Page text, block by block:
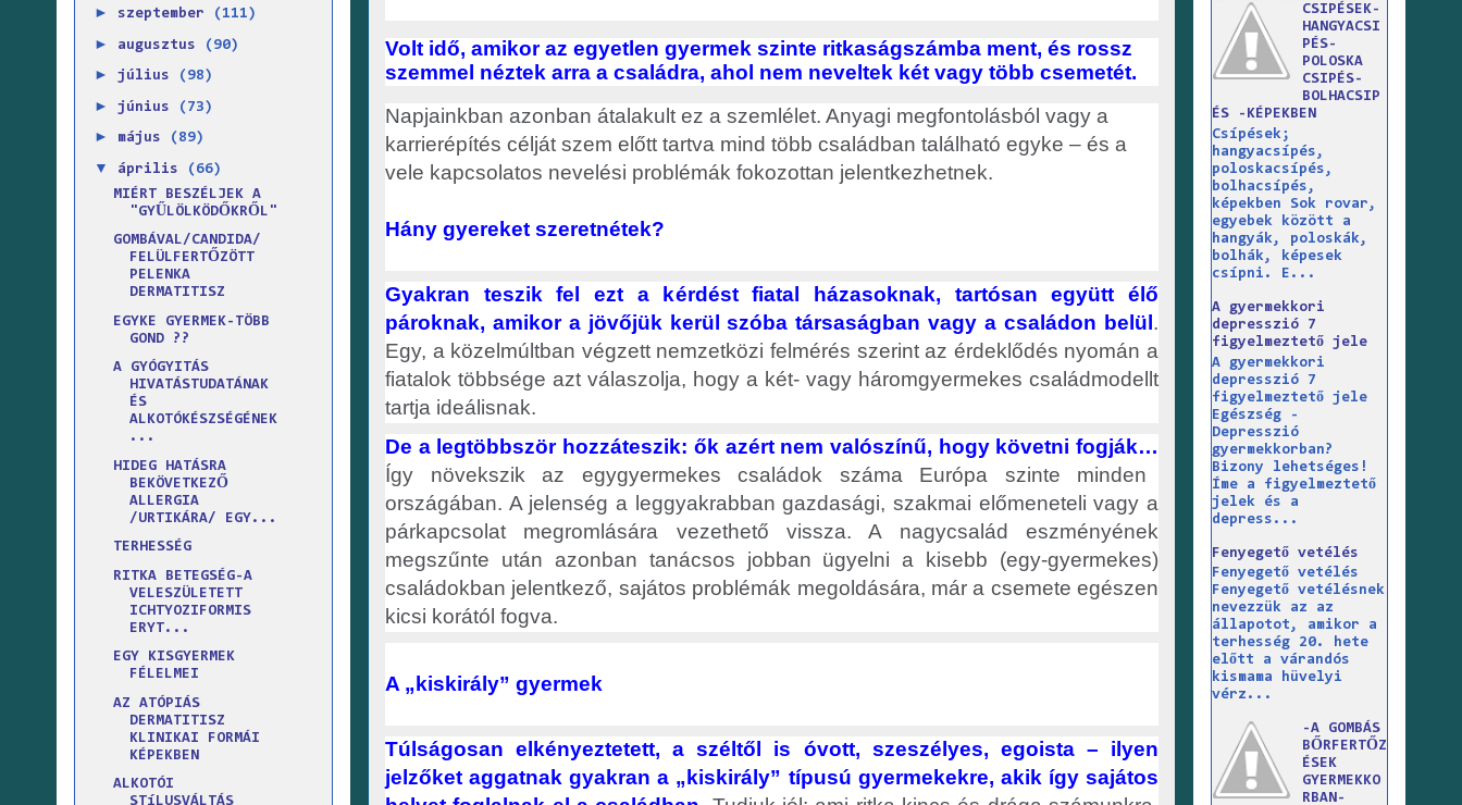
Volt idő, amikor az egyetlen gyermek szinte ritkaságszámba ment, és rossz
szemmel néztek arra a családra, ahol nem neveltek két vagy több csemetét.
Napjainkban azonban átalakult ez a szemlélet. Anyagi megfontolásból vagy a
karrierépítés célját szem előtt tartva mind több családban található egyke – és a
vele kapcsolatos nevelési problémák fokozottan jelentkezhetnek.
Hány gyereket szeretnétek?
Gyakran teszik fel ezt a kérdést fiatal házasoknak, tartósan együtt élő
pároknak, amikor a jövőjük kerül szóba társaságban vagy a családon belül.
Egy, a közelmúltban végzett nemzetközi felmérés szerint az érdeklődés nyomán a
fiatalok többsége azt válaszolja, hogy a két- vagy háromgyermekes családmodellt
tartja ideálisnak.
De a legtöbbször hozzáteszik: ők azért nem valószínű, hogy követni fogják…
Így növekszik az egygyermekes családok száma Európa szinte minden
országában. A jelenség a leggyakrabban gazdasági, szakmai előmeneteli vagy a
párkapcsolat megromlására vezethető vissza. A nagycsalád eszményének
megszűnte után azonban tanácsos jobban ügyelni a kisebb (egy-gyermekes)
családokban jelentkező, sajátos problémák megoldására, már a csemete egészen
kicsi korától fogva.
A „kiskirály” gyermek
Túlságosan elkényeztetett, a széltől is óvott, szeszélyes, egoista – ilyen
jelzőket aggatnak gyakran a „kiskirály” típusú gyermekekre, akik így sajátos
► szeptember (111)
► augusztus (90)
► július (98)
► június (73)
► május (89)
▼ április
(66)
MIÉRT BESZÉLJEK A
"GYŰLÖLKÖDŐKRŐL"
GOMBÁVAL/CANDIDA/
FELÜLFERTŐZÖTT
PELENKA
DERMATITISZ
EGYKE GYERMEK-TÖBB
GOND ??
A GYÓGYITÁS
HIVATÁSTUDATÁNAK
ÉS
ALKOTÓKÉSZSÉGÉNEK
...
HIDEG HATÁSRA
BEKÖVETKEZŐ
ALLERGIA
/URTIKÁRA/ EGY...
TERHESSÉG
RITKA BETEGSÉG-A
VELESZÜLETETT
ICHTYOZIFORMIS
ERYT...
EGY KISGYERMEK
FÉLELMEI
AZ ATÓPIÁS
DERMATITISZ
KLINIKAI FORMÁI
KÉPEKBEN
ALKOTÓI
CSIPÉSEK-
HANGYACSI
PÉS-
POLOSKA
CSIPÉS-
BOLHACSIP
ÉS -KÉPEKBEN
Csípések;
hangyacsípés,
poloskacsípés,
bolhacsípés,
képekben Sok rovar,
egyebek között a
hangyák, poloskák,
bolhák, képesek
csípni. E...
A gyermekkori
depresszió 7
figyelmeztető jele
A gyermekkori
depresszió 7
figyelmeztető jele
Egészség -
Depresszió
gyermekkorban?
Bizony lehetséges!
Íme a figyelmeztető
jelek és a
depress...
Fenyegető vetélés
Fenyegető vetélés
Fenyegető vetélésnek
nevezzük az az
állapotot, amikor a
terhesség 20. hete
előtt a várandós
kismama hüvelyi
vérz...
-A GOMBÁS
BŐRFERTŐZ
ÉSEK
GYERMEKKO
RBAN-